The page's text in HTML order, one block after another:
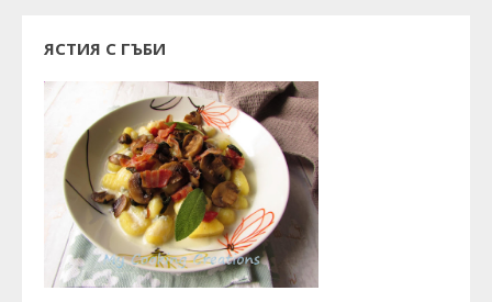
ЯСТИЯ С ГЪБИ